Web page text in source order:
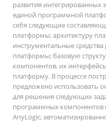
развития интегрированных
единой программной
себя следующие
платформы; архитектуру
инструментальные
платформы; базовую
компонентов, их
платформу. В процессе
предложено использовать
для решения следующих
программных компонентов
AnyLogic;